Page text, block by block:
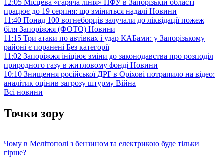
12:05 Місцева «гаряча лінія» ПФУ в Запорізькій області
працює до 19 серпня: що зміниться надалі Новини
11:40 Понад 100 вогнеборців залучали до ліквідації пожеж
біля Запоріжжя (ФОТО) Новини
11:15 Три атаки по автівках і удар КАБами: у Запорізькому
районі є поранені Без категорії
11:02 Запоріжжя ініціює зміни до законодавства про розподіл
природного газу в житловому фонді Новини
10:10 Знищення російської ДРГ в Оріхові потрапило на відео:
аналітик оцінив загрозу штурму Війна
Всі новини
Точки зору
Чому в Мелітополі з бензином та електрикою буде тільки
гірше?